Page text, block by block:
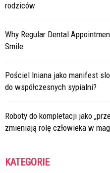
rodziców
Why Regular Dental
Smile
Pościel lniana jako manifest
do współczesnych sypialni?
Roboty do kompletacji jako
zmieniają rolę człowieka w
KATEGORIE